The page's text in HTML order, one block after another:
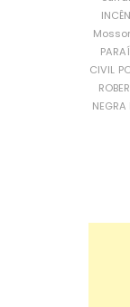
CIVIL
NEGRA